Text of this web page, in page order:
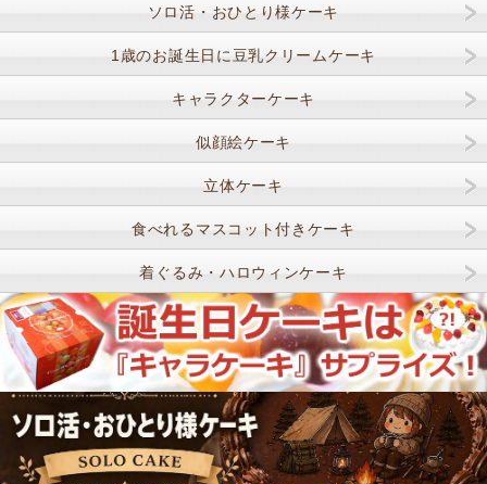
ソロ活・おひとり様ケーキ
1歳のお誕生日に豆乳クリームケーキ
キャラクターケーキ
似顔絵ケーキ
立体ケーキ
食べれるマスコット付きケーキ
着ぐるみ・ハロウィンケーキ